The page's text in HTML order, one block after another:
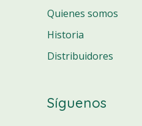
Quienes somos
Historia
Distribuidores
Síguenos